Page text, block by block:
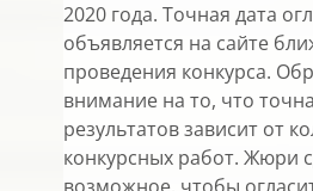
2020 года. Точная дата
объявляется на сайте
проведения конкурса.
внимание на то, что
результатов зависит от
конкурсных работ. Жюри